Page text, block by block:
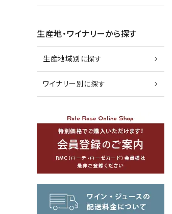
生産地・ワイナリーから探す
生産地域別に探す
ワイナリー別に探す